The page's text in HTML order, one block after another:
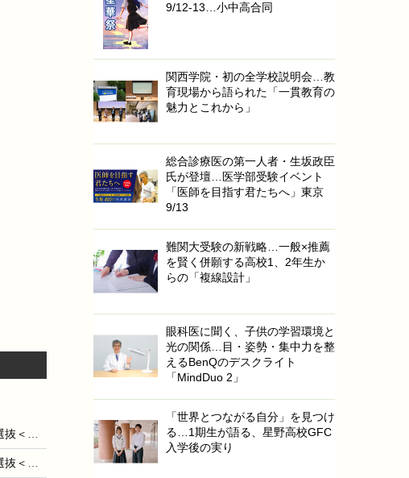
【高校受験2024】京都府公立高入試・中期選抜＜社会＞講評…難易度は例年通り
【高校受験2024】京都府公立高入試・中期選抜＜理科＞講評…難易度は易～標準
9/12-13…小中高合同
関西学院・初の全学校説明会…教
育現場から語られた「一貫教育の
魅力とこれから」
総合診療医の第一人者・生坂政臣
氏が登壇…医学部受験イベント
「医師を目指す君たちへ」東京
9/13
難関大受験の新戦略…一般×推薦
を賢く併願する高校1、2年生か
らの「複線設計」
眼科医に聞く、子供の学習環境と
光の関係…目・姿勢・集中力を整
えるBenQのデスクライト
「MindDuo 2」
「世界とつながる自分」を見つけ
る…1期生が語る、星野高校GFC
入学後の実り